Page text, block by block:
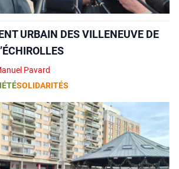
URBAIN DES VILLENEUVE DE
Pavard
SOLIDARITÉS